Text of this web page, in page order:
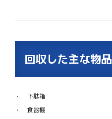
回収した主な物品
下駄箱
食器棚